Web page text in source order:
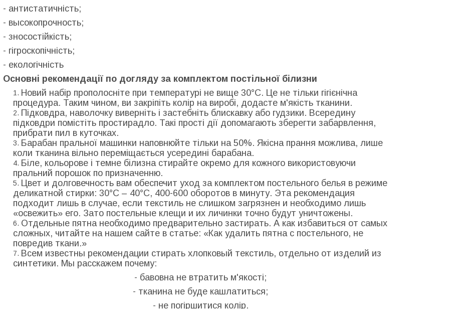
- антистатичність;
- высокопрочность;
- зносостійкість;
- гігроскопічність;
- екологічність
Основні рекомендації по догляду за комплектом постільної білизни
Новий набір прополосніте при температурі не вище 30°С. Це не тільки гігієнічна
процедура. Таким чином, ви закріпіть колір на виробі, додасте м'якість тканини.
Підковдра, наволочку виверніть і застебніть блискавку або гудзики. Всередину
підковдри помістіть простирадло. Такі прості дії допомагають зберегти забарвлення,
прибрати пил в куточках.
Барабан пральної машинки наповнюйте тільки на 50%. Якісна прання можлива, лише
коли тканина вільно переміщається усередині барабана.
Біле, кольорове і темне білизна стирайте окремо для кожного використовуючи
пральний порошок по призначенню.
Цвет и долговечность вам обеспечит уход за комплектом постельного белья в режиме
деликатной стирки: 30°С – 40°С, 400-600 оборотов в минуту. Эта рекомендация
подходит лишь в случае, если текстиль не слишком загрязнен и необходимо лишь
«освежить» его. Зато постельные клещи и их личинки точно будут уничтожены.
Отдельные пятна необходимо предварительно застирать. А как избавиться от самых
сложных, читайте на нашем сайте в статье: «Как удалить пятна с постельного, не
повредив ткани.»
Всем известны рекомендации стирать хлопковый текстиль, отдельно от изделий из
синтетики. Мы расскажем почему:
- бавовна не втратить м'якості;
- тканина не буде кашлатиться;
- не погіршитися колір.